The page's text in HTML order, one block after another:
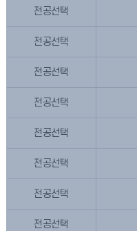
전공선택
전공선택
전공선택
전공선택
전공선택
전공선택
전공선택
전공선택